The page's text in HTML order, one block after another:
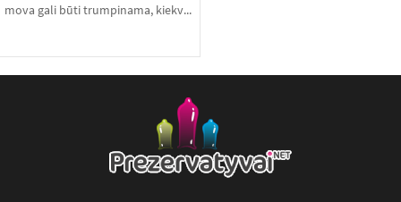
mova gali būti trumpinama, kiekv...